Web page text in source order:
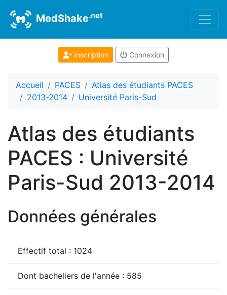
MedShake.net
Inscription Connexion
Accueil PACES
Atlas des étudiants PACES
2013-2014
Université Paris-Sud
Atlas des étudiants
PACES : Université
Paris-Sud 2013-2014
Données générales
Effectif total : 1024
Dont bacheliers de l'année : 585